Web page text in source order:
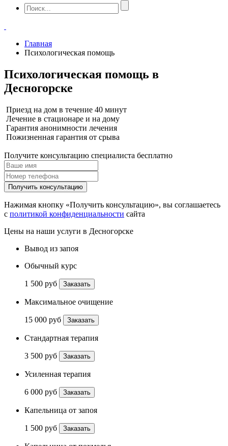
Главная
Психологическая помощь
Психологическая помощь в
Десногорске
Приезд на дом в течение 40 минут
Лечение в стационаре и на дому
Гарантия анонимности лечения
Пожизненная гарантия от срыва
Получите консультацию специалиста бесплатно
Получить консультацию
Нажимая кнопку «Получить консультацию», вы соглашаетесь
с политикой конфиденциальности сайта
Цены на наши услуги в Десногорске
Вывод из запоя
Обычный курс
1 500 руб Заказать
Максимальное очищение
15 000 руб Заказать
Стандартная терапия
3 500 руб Заказать
Усиленная терапия
6 000 руб Заказать
Капельница от запоя
1 500 руб Заказать